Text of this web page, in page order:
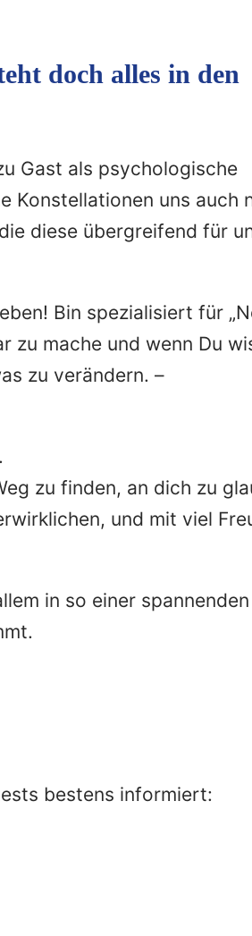
doch alles in den
Gast als psychologische
Konstellationen uns auch
diese übergreifend für
Bin spezialisiert für
zu mache und wenn Du
zu verändern. –
zu finden, an dich zu
und mit viel
in so einer
bestens informiert: